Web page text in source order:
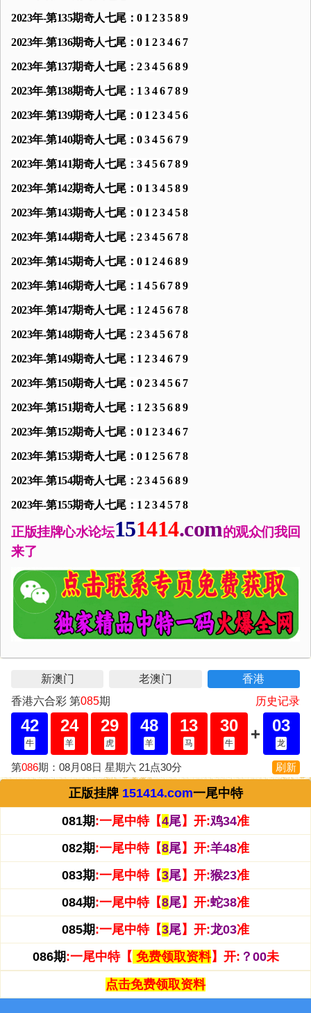
2023年-第135期奇人七尾：0 1 2 3 5 8 9
2023年-第136期奇人七尾：0 1 2 3 4 6 7
2023年-第137期奇人七尾：2 3 4 5 6 8 9
2023年-第138期奇人七尾：1 3 4 6 7 8 9
2023年-第139期奇人七尾：0 1 2 3 4 5 6
2023年-第140期奇人七尾：0 3 4 5 6 7 9
2023年-第141期奇人七尾：3 4 5 6 7 8 9
2023年-第142期奇人七尾：0 1 3 4 5 8 9
2023年-第143期奇人七尾：0 1 2 3 4 5 8
2023年-第144期奇人七尾：2 3 4 5 6 7 8
2023年-第145期奇人七尾：0 1 2 4 6 8 9
2023年-第146期奇人七尾：1 4 5 6 7 8 9
2023年-第147期奇人七尾：1 2 4 5 6 7 8
2023年-第148期奇人七尾：2 3 4 5 6 7 8
2023年-第149期奇人七尾：1 2 3 4 6 7 9
2023年-第150期奇人七尾：0 2 3 4 5 6 7
2023年-第151期奇人七尾：1 2 3 5 6 8 9
2023年-第152期奇人七尾：0 1 2 3 4 6 7
2023年-第153期奇人七尾：0 1 2 5 6 7 8
2023年-第154期奇人七尾：2 3 4 5 6 8 9
2023年-第155期奇人七尾：1 2 3 4 5 7 8
正版挂牌心水论坛151414.com的观众们我回
来了
正版挂牌 151414.com一尾中特
081期:一尾中特【4尾】开:鸡34准
082期:一尾中特【8尾】开:羊48准
083期:一尾中特【3尾】开:猴23准
084期:一尾中特【8尾】开:蛇38准
085期:一尾中特【3尾】开:龙03准
086期:一尾中特【 免费领取资料】开: ？00未
点击免费领取资料